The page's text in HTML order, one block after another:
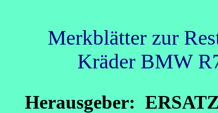
Merkblätter zur
Kräder BMW
Herausgeber: